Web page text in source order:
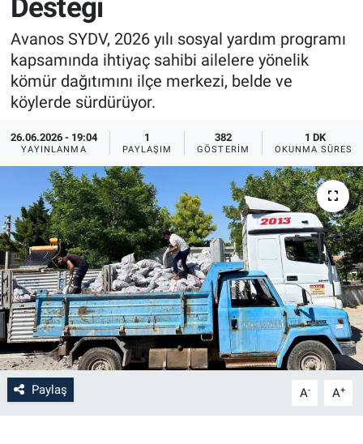
Desteği
Avanos SYDV, 2026 yılı sosyal yardım programı
kapsamında ihtiyaç sahibi ailelere yönelik
kömür dağıtımını ilçe merkezi, belde ve
köylerde sürdürüyor.
26.06.2026 - 19:04
YAYINLANMA
1
PAYLAŞIM
382
GÖSTERIM
1 DK
OKUNMA SÜRESI
Paylaş A- A+
Sağlık
Yerel
Genel
Asayiş
İlan - Duyuru- Mesaj
Türkiye Gündemi
Sizden Gelenler
Yaşam
Sağlık
Eğitim
Kültür
3.Sayfa
Medya
Bilim-Tek
İlan - Duyuru- Mesaj
Türkiye Gündemi
Sizden Gelenler